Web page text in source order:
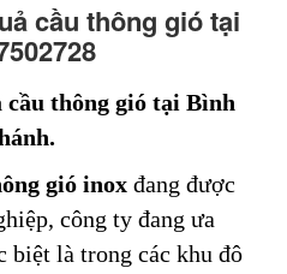
cầu thông gió tại
thông gió tại Bình
gió inox đang được
công ty đang ưa
biệt là trong các khu đô